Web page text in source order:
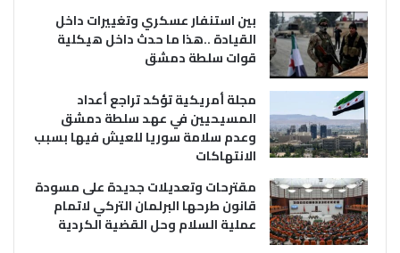
بين استنفار عسكري وتغييرات داخل
القيادة ..هذا ما حدث داخل هيكلية
قوات سلطة دمشق
مجلة أمريكية تؤكد تراجع أعداد
المسيحيين في عهد سلطة دمشق
وعدم سلامة سوريا للعيش فيها بسبب
الانتهاكات
مقترحات وتعديلات جديدة على مسودة
قانون طرحها البرلمان التركي لاتمام
عملية السلام وحل القضية الكردية